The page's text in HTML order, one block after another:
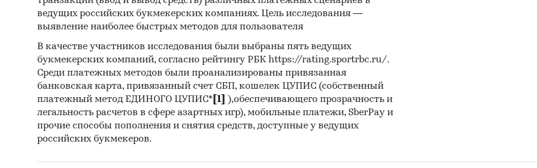
долей 61,1%, основные поставки сегмента из стран: Китай,
Германия, Бельгия. Сегмент high-priced представлен долей
преимущественно из стран: Германия, Бельгия, Китай.
- Большую часть продукции российских экспортеров
Турция (более 67%), крупнейший покупатель - YORGLASS
SAN VE TIC A.S.
Данные игроков ВЭД:
Также в исследовании представлена информация об
- Рейтинг крупнейших российских импортеров и
ведущих российских букмекерских компаниях. Цель исследования —
выявление наиболее быстрых методов для пользователя
В качестве участников исследования были выбраны пять ведущих
букмекерских компаний, согласно рейтингу РБК https://rating.sportrbc.ru/.
Среди платежных методов были проанализированы привязанная
банковская карта, привязанный счет СБП, кошелек ЦУПИС (собственный
платежный метод ЕДИНОГО ЦУПИС* [1]
),обеспечивающего прозрачность и
легальность расчетов в сфере азартных игр), мобильные платежи, SberPay и
прочие способы пополнения и снятия средств, доступные у ведущих
российских букмекеров.